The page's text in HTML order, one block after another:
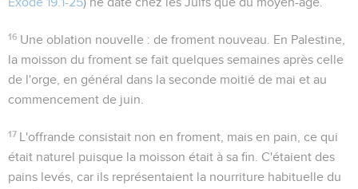
16 Une oblation nouvelle : de froment nouveau. En Palestine,
la moisson du froment se fait quelques semaines après celle
de l'orge, en général dans la seconde moitié de mai et au
commencement de juin.
17 L'offrande consistait non en froment, mais en pain, ce qui
était naturel puisque la moisson était à sa fin. C'étaient des
pains levés, car ils représentaient la nourriture habituelle du